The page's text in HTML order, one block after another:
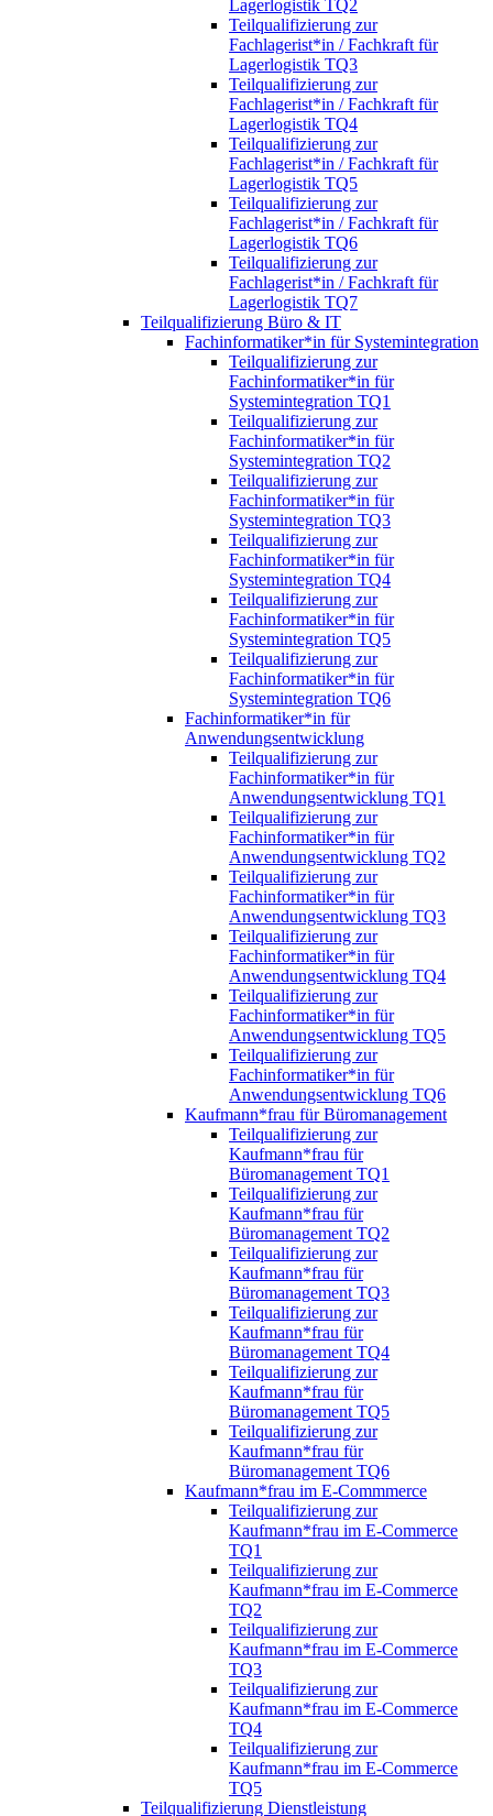
Lagerlogistik TQ2
Teilqualifizierung zur
Fachlagerist*in / Fachkraft für
Lagerlogistik TQ3
Teilqualifizierung zur
Fachlagerist*in / Fachkraft für
Lagerlogistik TQ4
Teilqualifizierung zur
Fachlagerist*in / Fachkraft für
Lagerlogistik TQ5
Teilqualifizierung zur
Fachlagerist*in / Fachkraft für
Lagerlogistik TQ6
Teilqualifizierung zur
Fachlagerist*in / Fachkraft für
Lagerlogistik TQ7
Teilqualifizierung Büro & IT
Fachinformatiker*in für Systemintegration
Teilqualifizierung zur
Fachinformatiker*in für
Systemintegration TQ1
Teilqualifizierung zur
Fachinformatiker*in für
Systemintegration TQ2
Teilqualifizierung zur
Fachinformatiker*in für
Systemintegration TQ3
Teilqualifizierung zur
Fachinformatiker*in für
Systemintegration TQ4
Teilqualifizierung zur
Fachinformatiker*in für
Systemintegration TQ5
Teilqualifizierung zur
Fachinformatiker*in für
Systemintegration TQ6
Fachinformatiker*in für
Anwendungsentwicklung
Teilqualifizierung zur
Fachinformatiker*in für
Anwendungsentwicklung TQ1
Teilqualifizierung zur
Fachinformatiker*in für
Anwendungsentwicklung TQ2
Teilqualifizierung zur
Fachinformatiker*in für
Anwendungsentwicklung TQ3
Teilqualifizierung zur
Fachinformatiker*in für
Anwendungsentwicklung TQ4
Teilqualifizierung zur
Fachinformatiker*in für
Anwendungsentwicklung TQ5
Teilqualifizierung zur
Fachinformatiker*in für
Anwendungsentwicklung TQ6
Kaufmann*frau für Büromanagement
Teilqualifizierung zur
Kaufmann*frau für
Büromanagement TQ1
Teilqualifizierung zur
Kaufmann*frau für
Büromanagement TQ2
Teilqualifizierung zur
Kaufmann*frau für
Büromanagement TQ3
Teilqualifizierung zur
Kaufmann*frau für
Büromanagement TQ4
Teilqualifizierung zur
Kaufmann*frau für
Büromanagement TQ5
Teilqualifizierung zur
Kaufmann*frau für
Büromanagement TQ6
Kaufmann*frau im E-Commmerce
Teilqualifizierung zur
Kaufmann*frau im E-Commerce
TQ1
Teilqualifizierung zur
Kaufmann*frau im E-Commerce
TQ2
Teilqualifizierung zur
Kaufmann*frau im E-Commerce
TQ3
Teilqualifizierung zur
Kaufmann*frau im E-Commerce
TQ4
Teilqualifizierung zur
Kaufmann*frau im E-Commerce
TQ5
Teilqualifizierung Dienstleistung